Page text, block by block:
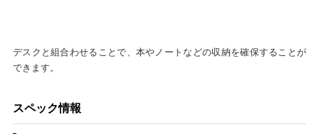
デスクと組合わせることで、本やノートなどの収納を確保することが
できます。
スペック情報